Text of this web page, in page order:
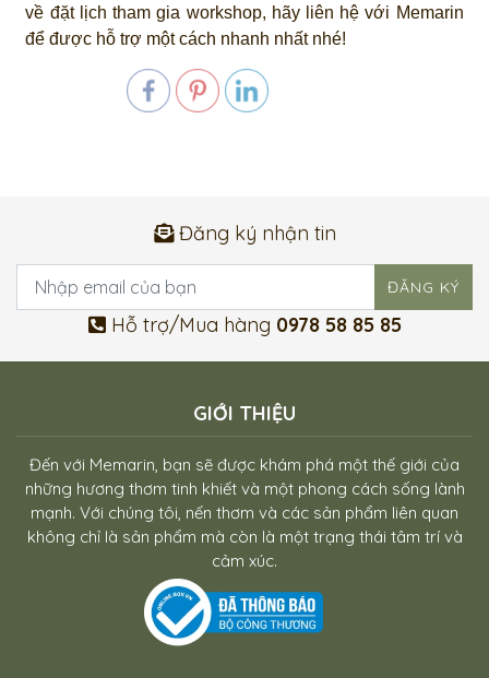
về đặt lịch tham gia workshop, hãy liên hệ với Memarin
để được hỗ trợ một cách nhanh nhất nhé!
Đăng ký nhận tin
Hỗ trợ/Mua hàng 0978 58 85 85
GIỚI THIỆU
Đến với Memarin, bạn sẽ được khám phá một thế giới của
những hương thơm tinh khiết và một phong cách sống lành
mạnh. Với chúng tôi, nến thơm và các sản phẩm liên quan
không chỉ là sản phẩm mà còn là một trạng thái tâm trí và
cảm xúc.